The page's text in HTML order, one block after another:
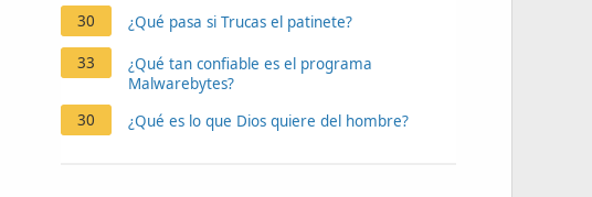
30
¿Qué pasa si Trucas el patinete?
33
¿Qué tan confiable es el programa
Malwarebytes?
30
¿Qué es lo que Dios quiere del hombre?